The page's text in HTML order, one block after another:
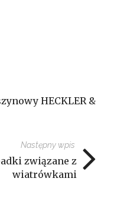
HECKLER &
Następny wpis
związane z
wiatrówkami